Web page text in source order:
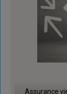
Assurance